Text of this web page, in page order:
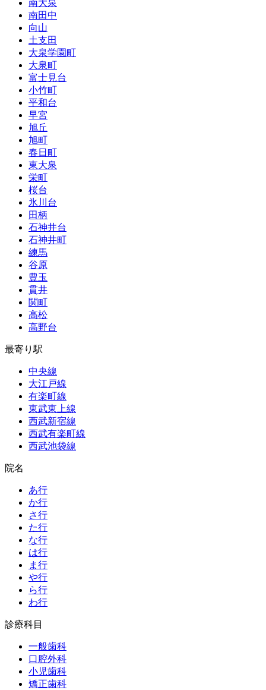
南大泉
南田中
向山
土支田
大泉学園町
大泉町
富士見台
小竹町
平和台
早宮
旭丘
旭町
春日町
東大泉
栄町
桜台
氷川台
田柄
石神井台
石神井町
練馬
谷原
豊玉
貫井
関町
高松
高野台
最寄り駅
中央線
大江戸線
有楽町線
東武東上線
西武新宿線
西武有楽町線
西武池袋線
院名
あ行
か行
さ行
た行
な行
は行
ま行
や行
ら行
わ行
診療科目
一般歯科
口腔外科
小児歯科
矯正歯科